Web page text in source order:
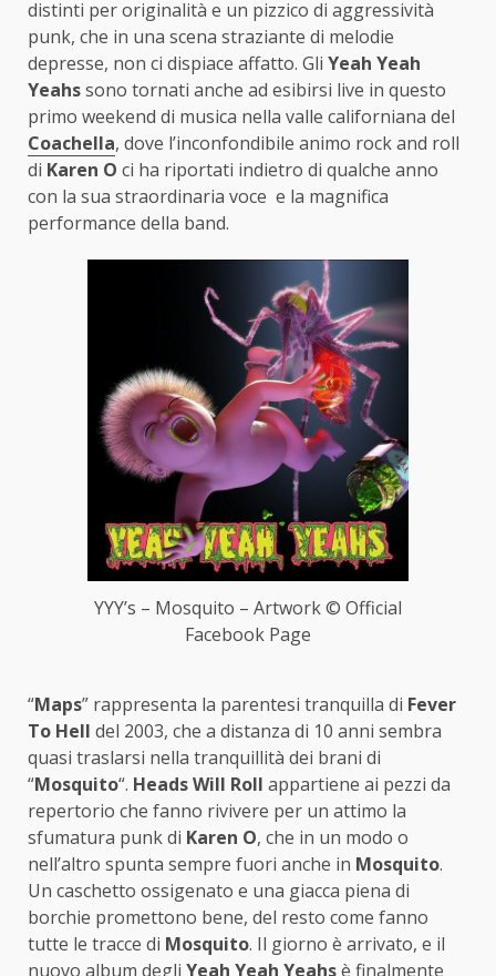
distinti per originalità e un pizzico di aggressività
punk, che in una scena straziante di melodie
depresse, non ci dispiace affatto. Gli Yeah Yeah
Yeahssono tornati anche ad esibirsi live in questo
primo weekend di musica nella valle californiana del
Coachella, dove l’inconfondibile animo rock and roll
di Karen O ci ha riportati indietro di qualche anno
con la sua straordinaria voce e la magnifica
performance della band.
YYY’s – Mosquito – Artwork © Official
Facebook Page
“Maps” rappresenta la parentesi tranquilla di Fever
To Hell del 2003, che a distanza di 10 anni sembra
quasi traslarsi nella tranquillità dei brani di
“Mosquito“. Heads Will Roll appartiene ai pezzi da
repertorio che fanno rivivere per un attimo la
sfumatura punk di Karen O, che in un modo o
nell’altro spunta sempre fuori anche in Mosquito.
Un caschetto ossigenato e una giacca piena di
borchie promettono bene, del resto come fanno
tutte le tracce di Mosquito. Il giorno è arrivato, e il
nuovo album degli Yeah Yeah Yeahsè finalmente